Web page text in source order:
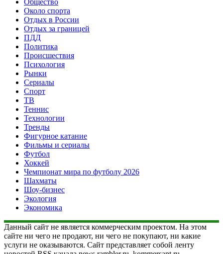
Около спорта
Отдых в России
Отдых за границей
ПДД
Политика
Происшествия
Психология
Рынки
Сериалы
Спорт
ТВ
Теннис
Технологии
Тренды
Фигурное катание
Фильмы и сериалы
Футбол
Хоккей
Чемпионат мира по футболу 2026
Шахматы
Шоу-бизнес
Экология
Экономика
Данный сайт не является коммерческим проектом. На этом
сайте ни чего не продают, ни чего не покупают, ни какие
услуги не оказываются. Сайт представляет собой ленту